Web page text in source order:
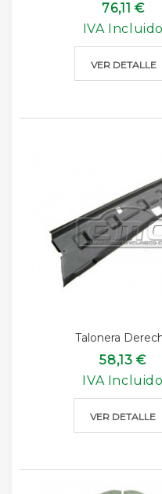
76,11 €
IVA Incluido
VER DETALLE
Talonera
58,13 €
IVA Incluido
VER DETALLE